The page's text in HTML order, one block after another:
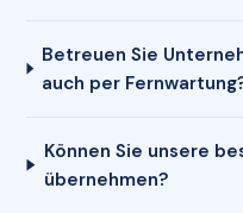
Betreuen Sie
auch per
Können Sie unsere
übernehmen?